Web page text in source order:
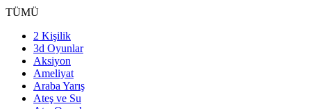
TÜMÜ
2 Kişilik
3d Oyunlar
Aksiyon
Ameliyat
Araba Yarış
Ateş ve Su